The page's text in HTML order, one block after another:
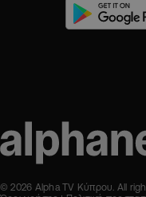
© 2026 Alpha TV Κύπρου. All